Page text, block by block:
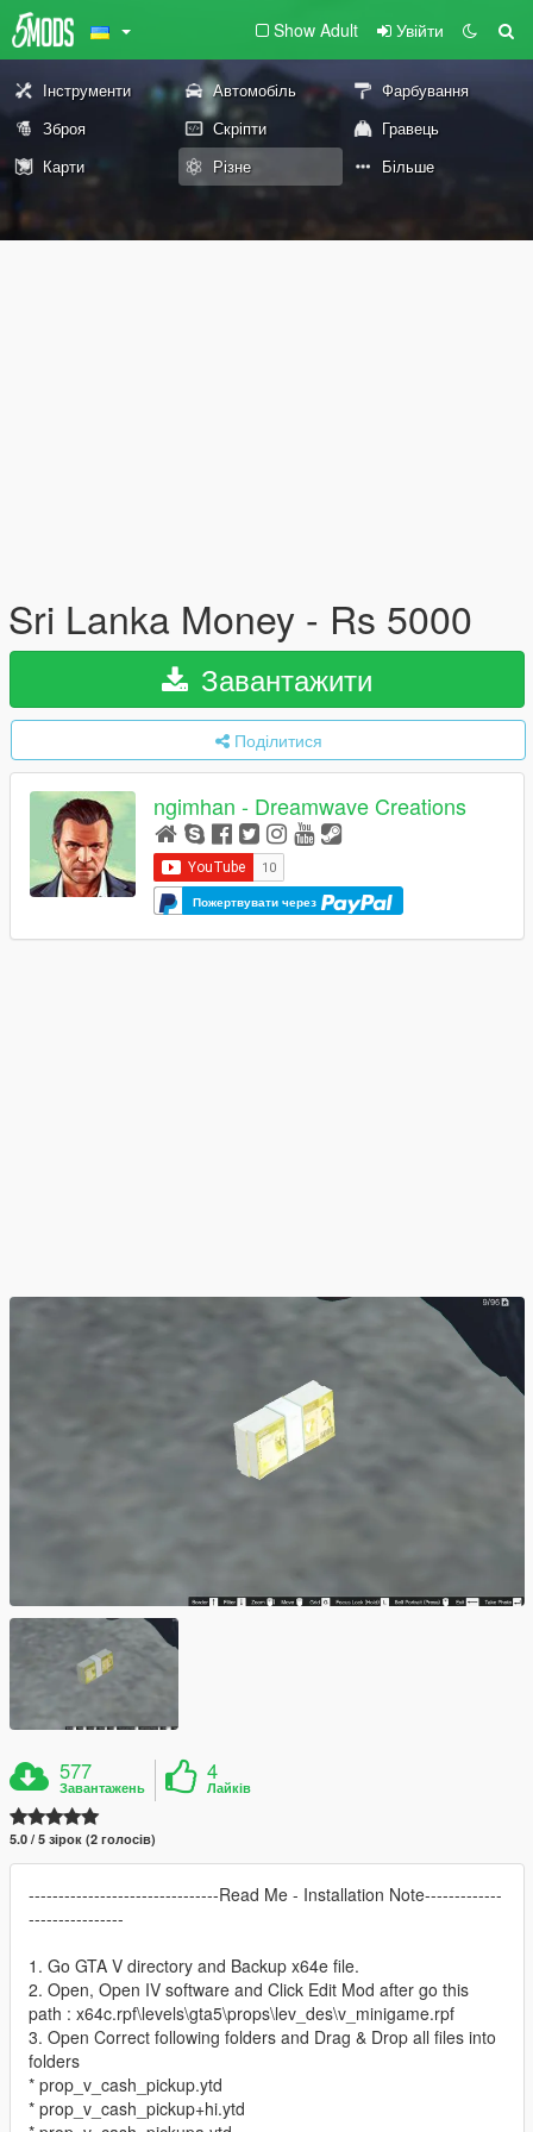
Show Adult Увійти
Інструменти Автомобіль
Фарбування
Зброя
Скріпти
Гравець
Карти
Різне Більше
Sri Lanka Money - Rs 5000
Завантажити
Поділитися
ngimhan - Dreamwave Creations
Пожертвувати через
577
Завантажень
4
Лайків
5.0 / 5 зірок (2 голосів)
--------------------------------Read Me - Installation Note-------------
----------------
1. Go GTA V directory and Backup x64e file.
2. Open, Open IV software and Click Edit Mod after go this
path : x64c.rpf\levels\gta5\props\lev_des\v_minigame.rpf
3. Open Correct following folders and Drag & Drop all files into
folders
* prop_v_cash_pickup.ytd
* prop_v_cash_pickup+hi.ytd